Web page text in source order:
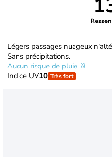
Légers passages nuageux
Sans précipitations.
Aucun risque de pluie
Indice UV10 Très fort